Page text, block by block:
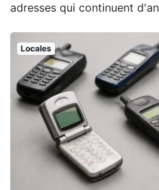
adresses qui continuent
Locales